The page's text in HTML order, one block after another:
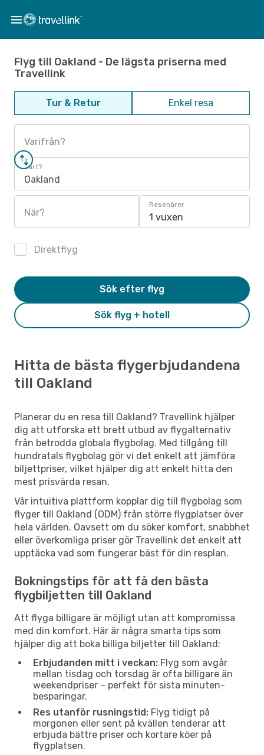
Flyg till Oakland - De lägsta priserna med
Travellink
Tur & Retur Enkel resa
Varifrån?
Vart?
Oakland
När?
Resenärer
1 vuxen
Direktflyg
Sök flyg + hotell
Sök efter flyg
Hitta de bästa flygerbjudandena
till Oakland
Planerar du en resa till Oakland? Travellink hjälper
dig att utforska ett brett utbud av flygalternativ
från betrodda globala flygbolag. Med tillgång till
hundratals flygbolag gör vi det enkelt att jämföra
biljettpriser, vilket hjälper dig att enkelt hitta den
mest prisvärda resan.
Vår intuitiva plattform kopplar dig till flygbolag som
flyger till Oakland (ODM) från större flygplatser över
hela världen. Oavsett om du söker komfort, snabbhet
eller överkomliga priser gör Travellink det enkelt att
upptäcka vad som fungerar bäst för din resplan.
Bokningstips för att få den bästa
flygbiljetten till Oakland
Att flyga billigare är möjligt utan att kompromissa
med din komfort. Här är några smarta tips som
hjälper dig att boka billiga biljetter till Oakland:
Erbjudanden mitt i veckan: Flyg som avgår
mellan tisdag och torsdag är ofta billigare än
weekendpriser – perfekt för sista minuten-
besparingar.
Res utanför rusningstid: Flyg tidigt på
morgonen eller sent på kvällen tenderar att
erbjuda bättre priser och kortare köer på
flygplatsen.